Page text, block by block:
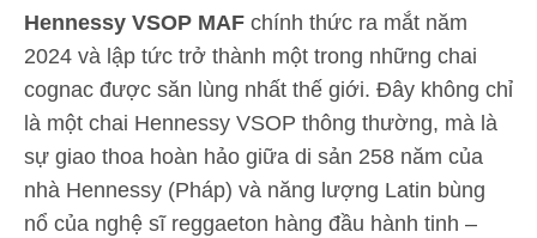
Hennessy VSOP MAF chính thức ra mắt năm
2024 và lập tức trở thành một trong những chai
cognac được săn lùng nhất thế giới. Đây không chỉ
là một chai Hennessy VSOP thông thường, mà là
sự giao thoa hoàn hảo giữa di sản 258 năm của
nhà Hennessy (Pháp) và năng lượng Latin bùng
nổ của nghệ sĩ reggaeton hàng đầu hành tinh –